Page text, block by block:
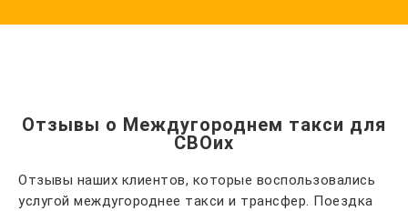
Отзывы о Междугороднем такси для
СВОих
Отзывы наших клиентов, которые воспользовались
услугой междугороднее такси и трансфер. Поездка